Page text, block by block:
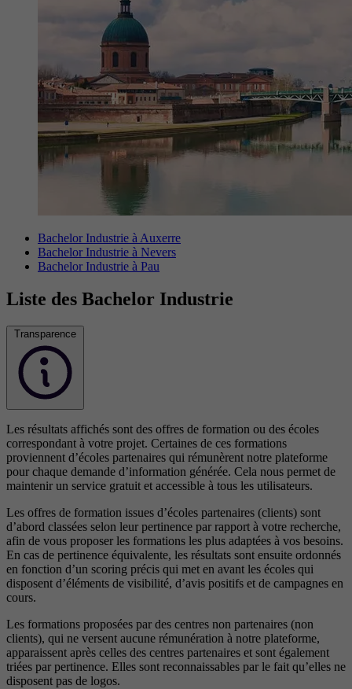
Bachelor Industrie à Auxerre
Bachelor Industrie à Nevers
Bachelor Industrie à Pau
Liste des Bachelor Industrie
Transparence
Les résultats affichés sont des offres de formation ou des écoles
correspondant à votre projet. Certaines de ces formations
proviennent d’écoles partenaires qui rémunèrent notre plateforme
pour chaque demande d’information générée. Cela nous permet de
maintenir un service gratuit et accessible à tous les utilisateurs.
Les offres de formation issues d’écoles partenaires (clients) sont
d’abord classées selon leur pertinence par rapport à votre recherche,
afin de vous proposer les formations les plus adaptées à vos besoins.
En cas de pertinence équivalente, les résultats sont ensuite ordonnés
en fonction d’un scoring précis qui met en avant les écoles qui
disposent d’éléments de visibilité, d’avis positifs et de campagnes en
cours.
Les formations proposées par des centres non partenaires (non
clients), qui ne versent aucune rémunération à notre plateforme,
apparaissent après celles des centres partenaires et sont également
triées par pertinence. Elles sont reconnaissables par le fait qu’elles ne
disposent pas de logos.